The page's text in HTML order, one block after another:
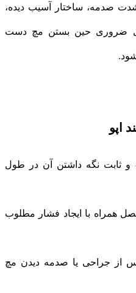
شدت صدمه، ساختار آسیب دیده،
ضروری حین بستن مچ دست
اپو
و ثابت نگه داشتن آن در طول
همراه با ایجاد فشار مطلوب
پس از جراحی یا صدمه دیدن مچ